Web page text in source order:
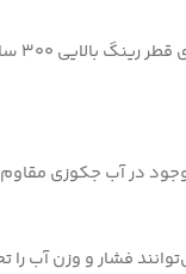
در آب جکوزی
فشار و وزن آب را